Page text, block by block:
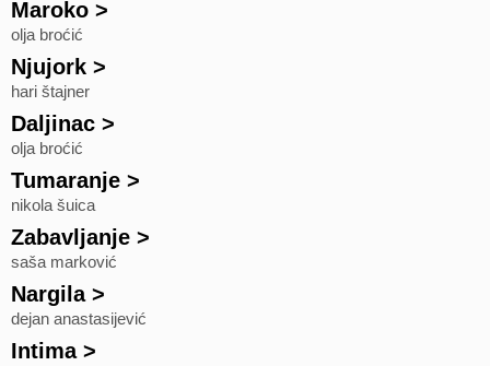
Maroko >
olja broćić
Njujork >
hari štajner
Daljinac >
olja broćić
Tumaranje >
nikola šuica
Zabavljanje >
saša marković
Nargila>
dejan anastasijević
Intima>